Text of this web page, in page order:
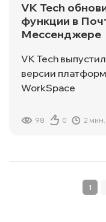
VK Tech
функции в
Мессенджере
VK Tech
версии
WorkSpace
98 0 2 мин.
1